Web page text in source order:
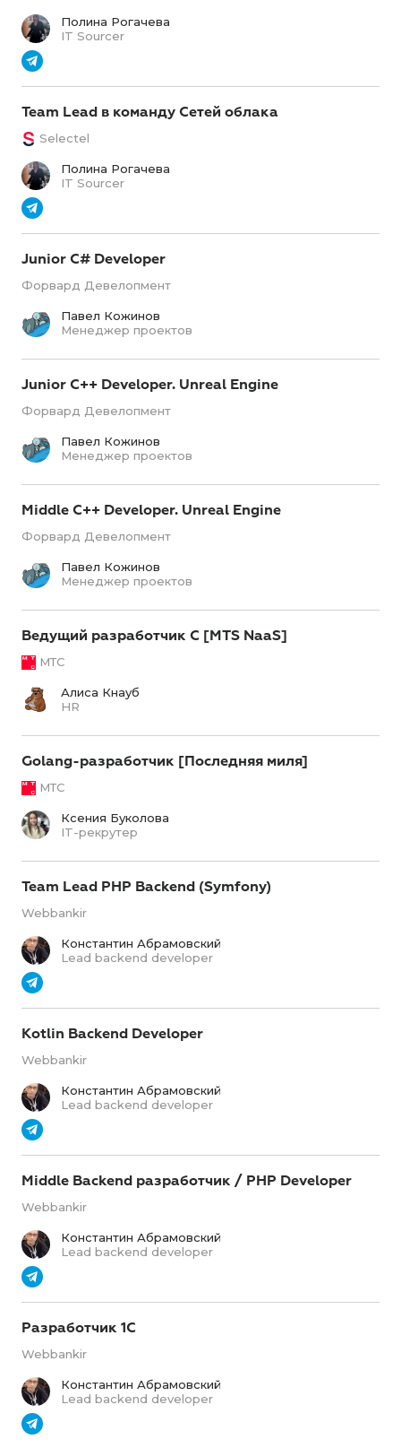
Полина Рогачева
IT Sourcer
Team Lead в команду Сетей облака
Selectel
Полина Рогачева
IT Sourcer
Junior C# Developer
Форвард Девелопмент
Павел Кожинов
Менеджер проектов
Junior C++ Developer. Unreal Engine
Форвард Девелопмент
Павел Кожинов
Менеджер проектов
Middle C++ Developer. Unreal Engine
Форвард Девелопмент
Павел Кожинов
Менеджер проектов
Ведущий разработчик C [MTS NaaS]
МТС
Алиса Кнауб
HR
Golang-разработчик [Последняя миля]
МТС
Ксения Буколова
IT-рекрутер
Team Lead PHP Backend (Symfony)
Webbankir
Константин Абрамовский
Lead backend developer
Kotlin Backend Developer
Webbankir
Константин Абрамовский
Lead backend developer
Middle Backend разработчик / PHP Developer
Webbankir
Константин Абрамовский
Lead backend developer
Разработчик 1С
Webbankir
Константин Абрамовский
Lead backend developer